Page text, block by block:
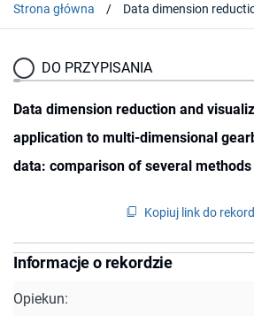
Strona główna
DO PRZYPISANIA
Data dimension reduction and
application to multi-dimensional
data: comparison of several methods
Kopiuj link do
Informacje o rekordzie
Opiekun: